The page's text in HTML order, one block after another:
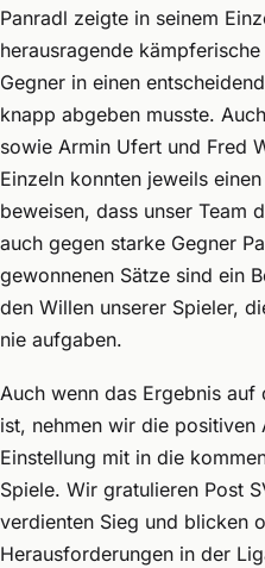
Panradl zeigte in seinem
herausragende
Gegner in einen
knapp abgeben musste.
sowie Armin Ufert und Fred
Einzeln konnten jeweils
beweisen, dass unser Team
auch gegen starke Gegner
gewonnenen Sätze sind ein
den Willen unserer Spieler,
nie aufgaben.
Auch wenn das Ergebnis auf
ist, nehmen wir die
Einstellung mit in die
Spiele. Wir gratulieren Post
verdienten Sieg und blicken
Herausforderungen in der